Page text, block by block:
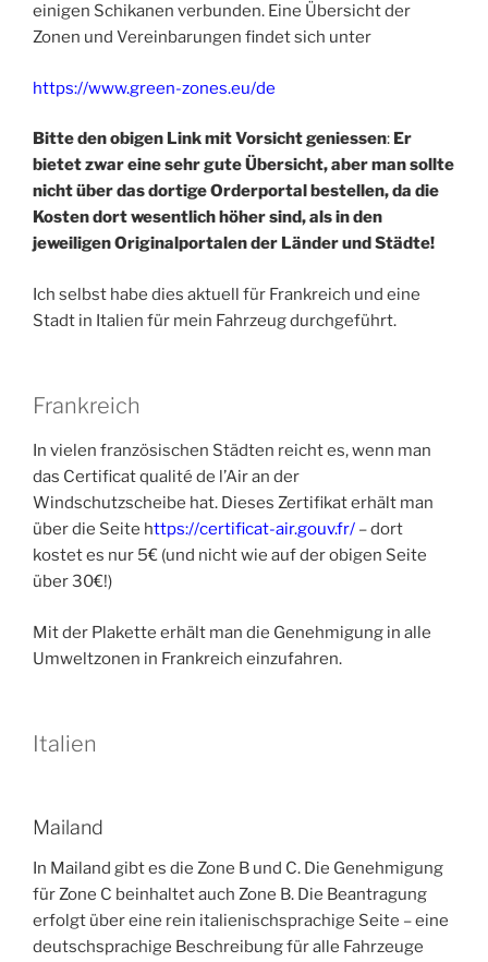
einigen Schikanen verbunden. Eine Übersicht der
Zonen und Vereinbarungen findet sich unter
https://www.green-zones.eu/de
Bitte den obigen Link mit Vorsicht geniessen: Er
bietet zwar eine sehr gute Übersicht, aber man sollte
nicht über das dortige Orderportal bestellen, da die
Kosten dort wesentlich höher sind, als in den
jeweiligen Originalportalen der Länder und Städte!
Ich selbst habe dies aktuell für Frankreich und eine
Stadt in Italien für mein Fahrzeug durchgeführt.
Frankreich
In vielen französischen Städten reicht es, wenn man
das Certificat qualité de l’Air an der
Windschutzscheibe hat. Dieses Zertifikat erhält man
über die Seite https://certificat-air.gouv.fr/ – dort
kostet es nur 5€ (und nicht wie auf der obigen Seite
über 30€!)
Mit der Plakette erhält man die Genehmigung in alle
Umweltzonen in Frankreich einzufahren.
Italien
Mailand
In Mailand gibt es die Zone B und C. Die Genehmigung
für Zone C beinhaltet auch Zone B. Die Beantragung
erfolgt über eine rein italienischsprachige Seite – eine
deutschsprachige Beschreibung für alle Fahrzeuge